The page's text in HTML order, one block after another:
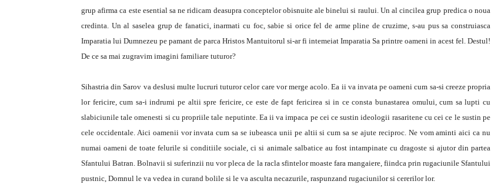
grup afirma ca este esential sa ne ridicam deasupra conceptelor obisnuite ale binelui si raului. Un al cincilea grup predica o noua
credinta. Un al saselea grup de fanatici, inarmati cu foc, sabie si orice fel de arme pline de cruzime, s-au pus sa construiasca
Imparatia lui Dumnezeu pe pamant de parca Hristos Mantuitorul si-ar fi intemeiat Imparatia Sa printre oameni in acest fel. Destul!
De ce sa mai zugravim imagini familiare tuturor?
Sihastria din Sarov va deslusi multe lucruri tuturor celor care vor merge acolo. Ea ii va invata pe oameni cum sa-si creeze propria
lor fericire, cum sa-i indrumi pe altii spre fericire, ce este de fapt fericirea si in ce consta bunastarea omului, cum sa lupti cu
slabiciunile tale omenesti si cu propriile tale neputinte. Ea ii va impaca pe cei ce sustin ideologii rasaritene cu cei ce le sustin pe
cele occidentale. Aici oamenii vor invata cum sa se iubeasca unii pe altii si cum sa se ajute reciproc. Ne vom aminti aici ca nu
numai oameni de toate felurile si conditiile sociale, ci si animale salbatice au fost intampinate cu dragoste si ajutor din partea
Sfantului Batran. Bolnavii si suferinzii nu vor pleca de la racla sfintelor moaste fara mangaiere, fiindca prin rugaciunile Sfantului
pustnic, Domnul le va vedea in curand bolile si le va asculta necazurile, raspunzand rugaciunilor si cererilor lor.